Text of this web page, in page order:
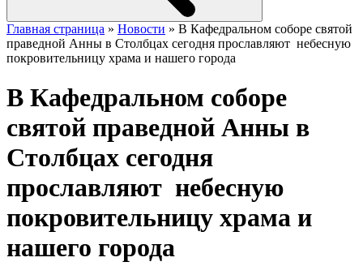
Главная страница » Новости » В Кафедральном соборе святой
праведной Анны в Столбцах сегодня прославляют небесную
покровительницу храма и нашего города
В Кафедральном соборе
святой праведной Анны в
Столбцах сегодня
прославляют небесную
покровительницу храма и
нашего города